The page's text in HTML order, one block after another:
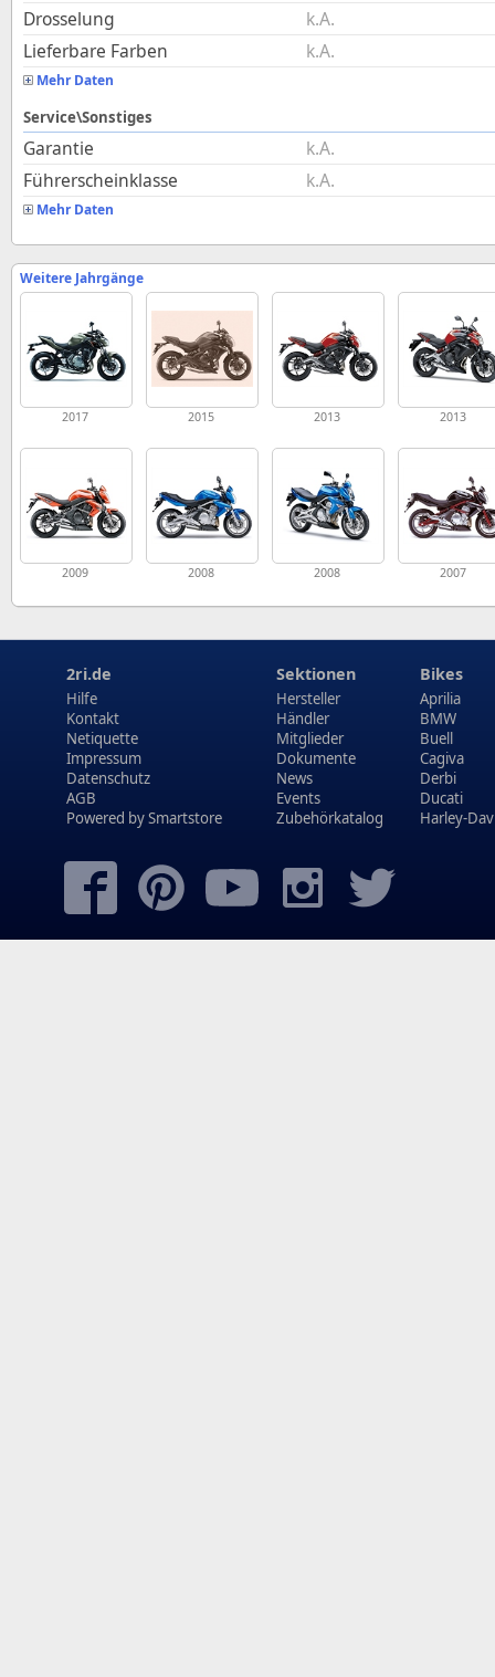
Drosselung
k.A.
Lieferbare Farben
k.A.
Mehr Daten
Service\Sonstiges
Garantie
k.A.
Führerscheinklasse
k.A.
Mehr Daten
Weitere Jahrgänge
2017 2015 2013 2013
2009 2008 2008 2007
2ri.de
Hilfe
Kontakt
Netiquette
Impressum
Datenschutz
AGB
Powered bySmartstore
Sektionen
Hersteller
Händler
Mitglieder
Dokumente
News
Events
Zubehörkatalog
Bikes
Aprilia
BMW
Buell
Cagiva
Derbi
Ducati
Harley-